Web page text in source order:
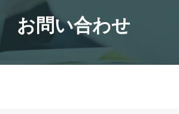
お問い合わせ